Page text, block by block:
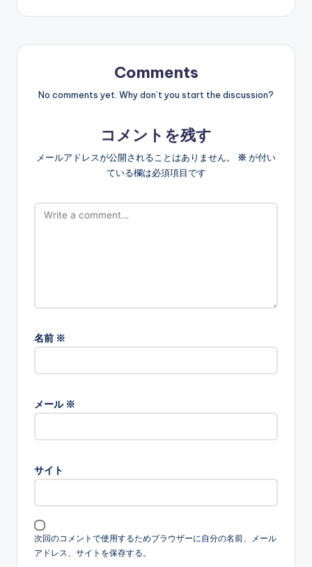
Comments
No comments yet. Why don’t you start the discussion?
コメントを残す
メールアドレスが公開されることはありません。 ※ が付い
ている欄は必須項目です
名前 ※
メール ※
サイト
次回のコメントで使用するためブラウザーに自分の名前、メール
アドレス、サイトを保存する。